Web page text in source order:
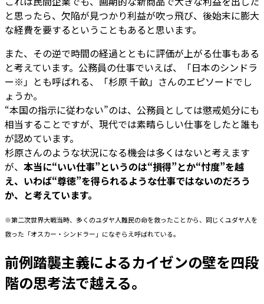
と思ったら、欠陥が見つかり利益が吹っ飛び、後始末に膨大
な経費を要するということもあると思います。
また、その逆で時間の経過とともに評価が上がる仕事もある
と考えています。公務員の仕事でいえば、「日本のシンドラ
ー※」とも呼ばれる、「杉原 千畝」さんのエピソードでし
ょうか。
“本国の指示に従わない”のは、公務員としては懲戒処分にも
相当することですが、現代では素晴らしい仕事をしたと誰も
が認めています。
杉原さんのような状況になる機会は多くはないと考えます
が、 本当に“いい仕事”というのは“損得”とか“忖度”を越
え、いわば“尊徳”を得られるような仕事ではないのだろう
か、と考えています。
※第二次世界大戦当時、多くのユダヤ人難民の命を救ったことから、同じくユダヤ人を
救った「オスカー・シンドラー」になぞらえ呼ばれている。
前例踏襲主義によるカイゼンの壁を四段
階の思考法で越える。